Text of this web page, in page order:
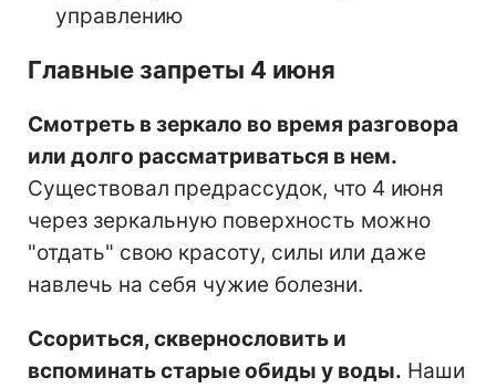
управлению
Главные запреты 4 июня
Смотреть в зеркало во время разговора
или долго рассматриваться в нем.
Существовал предрассудок, что 4 июня
через зеркальную поверхность можно
"отдать" свою красоту, силы или даже
навлечь на себя чужие болезни.
Ссориться, сквернословить и
вспоминать старые обиды у воды. Наши